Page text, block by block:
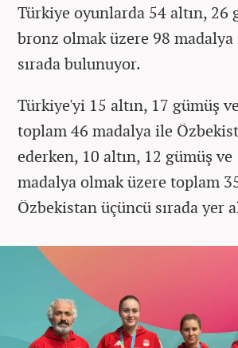
Türkiye oyunlarda 54 altın, 26
bronz olmak üzere 98
sırada bulunuyor.
Türkiye'yi 15 altın, 17 gümüş
toplam 46 madalya ile
ederken, 10 altın, 12 gümüş
madalya olmak üzere toplam
Özbekistan üçüncü sırada yer